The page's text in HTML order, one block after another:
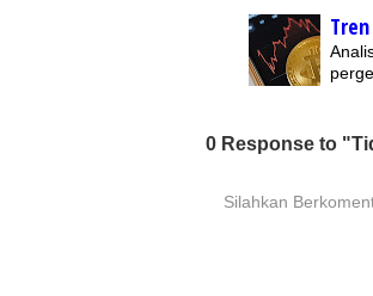
0 Response to
Silahkan